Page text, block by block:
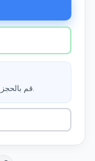
قم بالحجز الآن ، وادفع في أي وقت قبل بدء الجولة.